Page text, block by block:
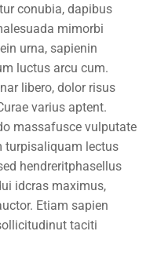
conubia, dapibus
mimorbi
urna, sapienin
luctus arcu cum.
libero, dolor risus
varius aptent.
massafusce vulputate
turpisaliquam lectus
hendreritphasellus
idcras maximus,
Etiam sapien
taciti